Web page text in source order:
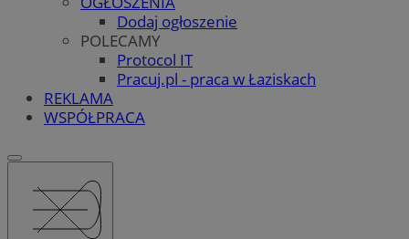
Dodaj ogłoszenie
POLECAMY
Protocol IT
Pracuj.pl - praca w Łaziskach
REKLAMA
WSPÓŁPRACA